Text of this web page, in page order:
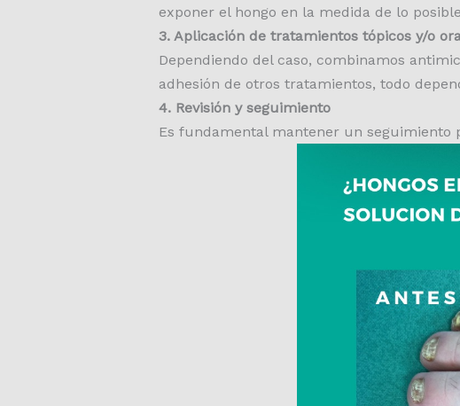
exponer el hongo en la medida de lo
3. Aplicación de tratamientos tópicos y/o
Dependiendo del caso, combinamos
adhesión de otros tratamientos, todo
4. Revisión y seguimiento
Es fundamental mantener un seguimiento